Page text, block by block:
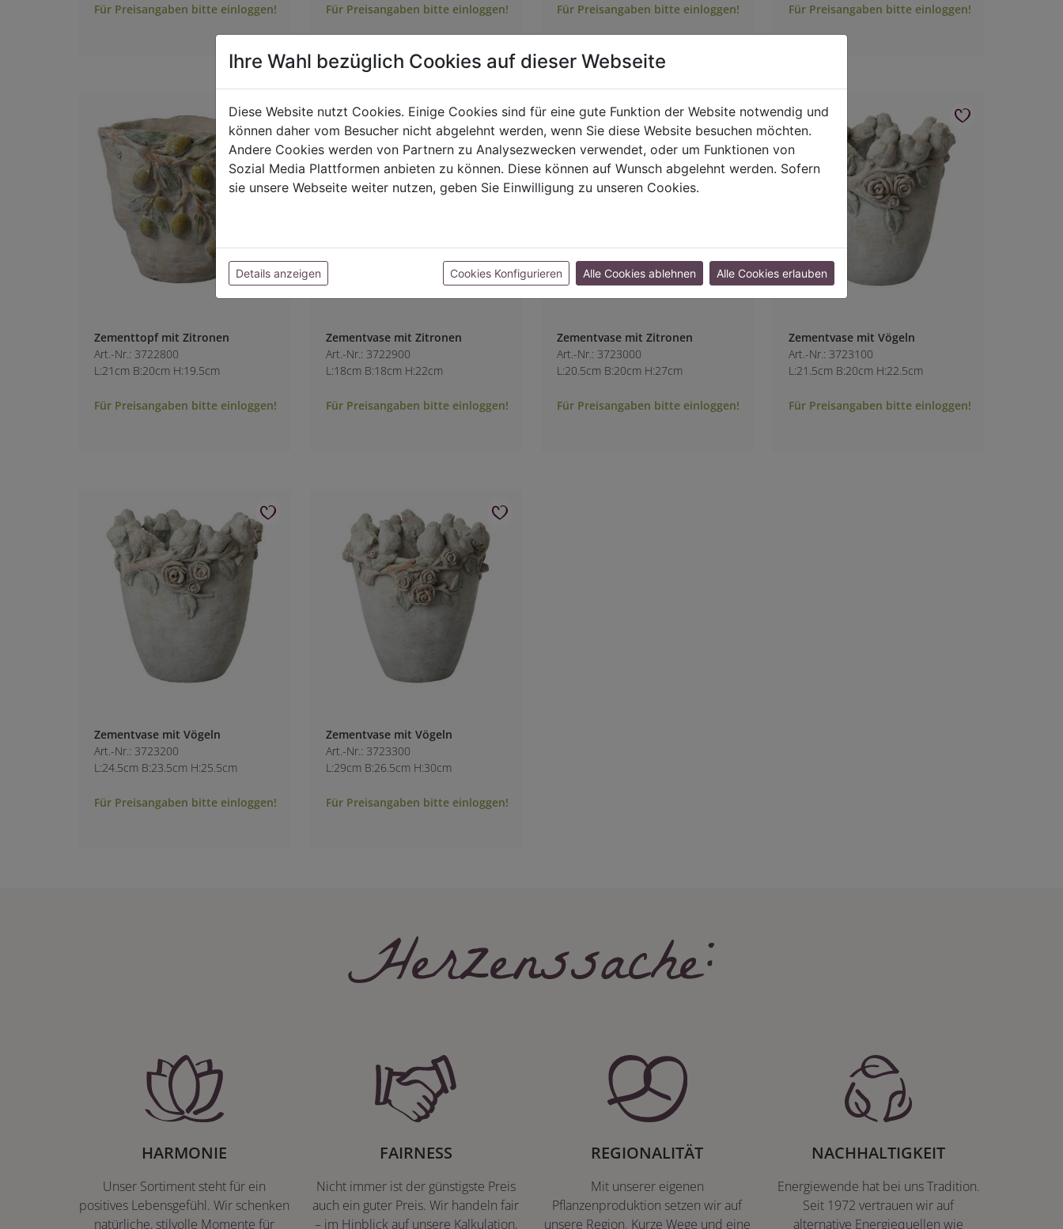
Für Preisangaben bitte einloggen! Für Preisangaben bitte einloggen! Für Preisangaben bitte einloggen! Für Preisangaben bitte einloggen!
Zementtopf mit Zitronen
Art.-Nr.: 3722800
L:21cm B:20cm H:19.5cm
Für Preisangaben bitte einloggen!
Zementvase mit Zitronen
Art.-Nr.: 3722900
L:18cm B:18cm H:22cm
Für Preisangaben bitte einloggen!
Zementvase mit Zitronen
Art.-Nr.: 3723000
L:20.5cm B:20cm H:27cm
Für Preisangaben bitte einloggen!
Zementvase mit Vögeln
Art.-Nr.: 3723100
L:21.5cm B:20cm H:22.5cm
Für Preisangaben bitte einloggen!
Zementvase mit Vögeln
Art.-Nr.: 3723200
L:24.5cm B:23.5cm H:25.5cm
Für Preisangaben bitte einloggen!
Zementvase mit Vögeln
Art.-Nr.: 3723300
L:29cm B:26.5cm H:30cm
Für Preisangaben bitte einloggen!
Herzenssache:
HARMONIE
Unser Sortiment steht für ein
positives Lebensgefühl. Wir schenken
natürliche, stilvolle Momente für
FAIRNESS
Nicht immer ist der günstigste Preis
auch ein guter Preis. Wir handeln fair
– im Hinblick auf unsere Kalkulation,
REGIONALITÄT
Mit unserer eigenen
Pflanzenproduktion setzen wir auf
unsere Region. Kurze Wege und eine
NACHHALTIGKEIT
Energiewende hat bei uns Tradition.
Seit 1972 vertrauen wir auf
alternative Energiequellen wie
Ihre Wahl bezüglich Cookies auf dieser Webseite
Diese Website nutzt Cookies. Einige Cookies sind für eine gute Funktion der Website notwendig und
können daher vom Besucher nicht abgelehnt werden, wenn Sie diese Website besuchen möchten.
Andere Cookies werden von Partnern zu Analysezwecken verwendet, oder um Funktionen von
Sozial Media Plattformen anbieten zu können. Diese können auf Wunsch abgelehnt werden. Sofern
sie unsere Webseite weiter nutzen, geben Sie Einwilligung zu unseren Cookies.
Details anzeigen Cookies Konfigurieren Alle Cookies ablehnen Alle Cookies erlauben